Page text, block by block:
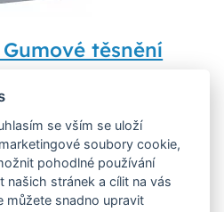
těsnění
Vložit do košíku
se vším se uloží
soubory cookie,
pohodlné používání
našich stránek a cílit na vás
můžete snadno upravit